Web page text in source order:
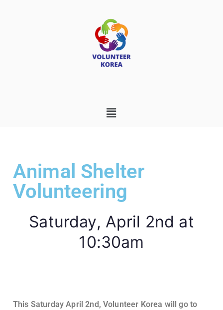
Animal Shelter
Volunteering
Saturday, April 2nd at
10:30am
This Saturday April 2nd, Volunteer Korea will go to